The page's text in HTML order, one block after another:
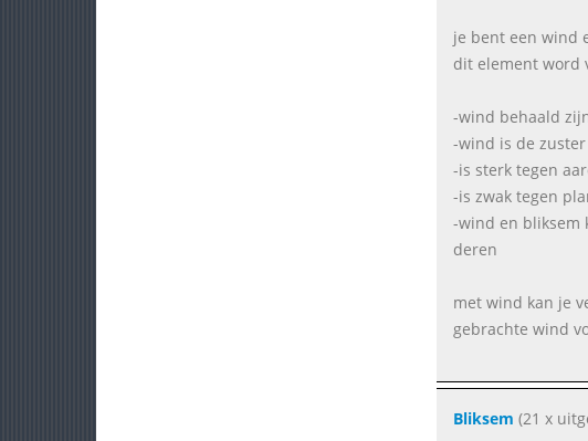
je bent een wind
dit element word
-wind behaald
-wind is de
-is sterk tegen
-is zwak tegen
-wind en bliksem
deren
met wind kan je
gebrachte wind
Bliksem (21 x